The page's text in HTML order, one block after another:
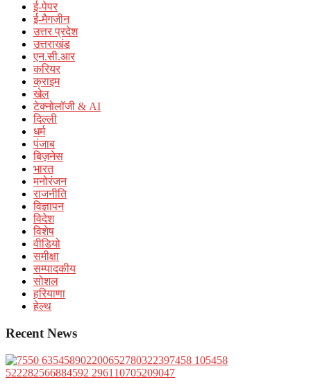
ई-पेपर
ई-मैगज़ीन
उत्तर प्रदेश
उत्तराखंड
एन.सी.आर
करियर
क्राइम
खेल
टेक्नोलॉजी & AI
दिल्ली
धर्म
पंजाब
बिज़नेस
भारत
मनोरंजन
राजनीति
विज्ञापन
विदेश
विशेष
वीडियो
समीक्षा
सम्पादकीय
सोशल
हरियाणा
हेल्थ
Recent News